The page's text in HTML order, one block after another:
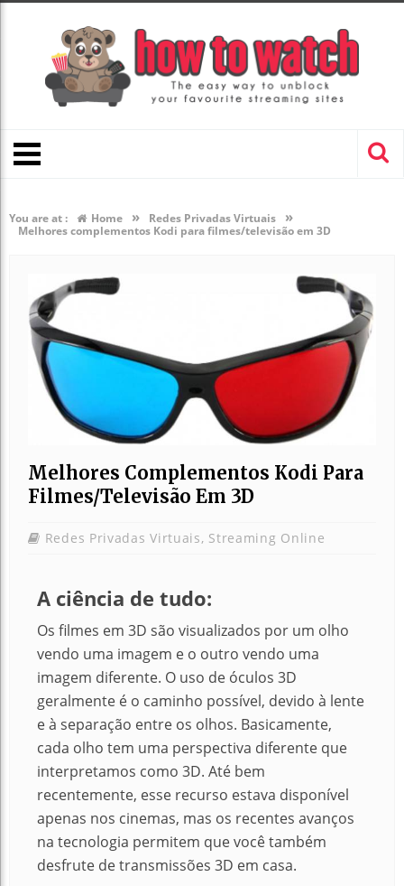
You are at : Home » Redes Privadas Virtuais »
Melhores complementos Kodi para filmes/televisão em 3D
Melhores Complementos Kodi Para
Filmes/televisão Em 3D
Redes Privadas Virtuais, Streaming Online
A ciência de tudo:
Os filmes em 3D são visualizados por um olho
vendo uma imagem e o outro vendo uma
imagem diferente. O uso de óculos 3D
geralmente é o caminho possível, devido à lente
e à separação entre os olhos. Basicamente,
cada olho tem uma perspectiva diferente que
interpretamos como 3D. Até bem
recentemente, esse recurso estava disponível
apenas nos cinemas, mas os recentes avanços
na tecnologia permitem que você também
desfrute de transmissões 3D em casa.